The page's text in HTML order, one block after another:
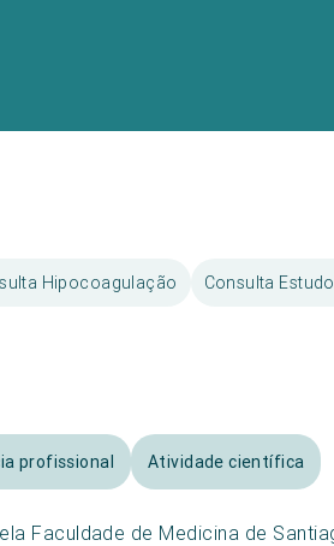
Hipocoagulação Consulta
profissional Atividade científica
Faculdade de Medicina de